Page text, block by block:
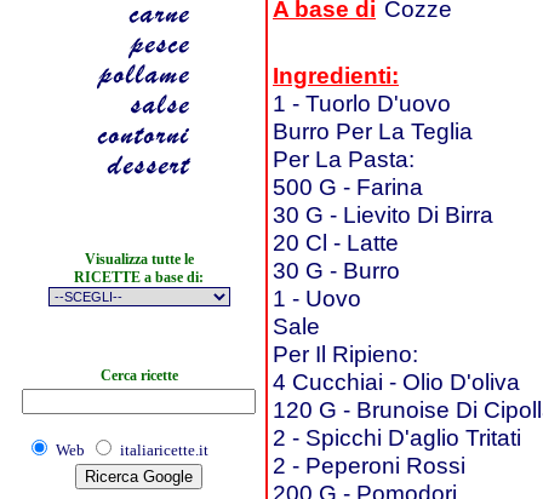
Visualizza tutte le
RICETTE a base di:
Cerca ricette
Web italiaricette.it
A base di Cozze
Ingredienti:
1 - Tuorlo D'uovo
Burro Per La Teglia
Per La Pasta:
500 G - Farina
30 G - Lievito Di Birra
20 Cl - Latte
30 G - Burro
1 - Uovo
Sale
Per Il Ripieno:
4 Cucchiai - Olio D'oliva
120 G - Brunoise Di
2 - Spicchi D'aglio Tritati
2 - Peperoni Rossi
200 G - Pomodori